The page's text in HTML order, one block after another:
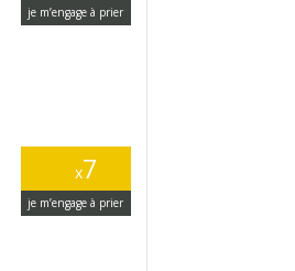
je m’engage à prier
x7
je m’engage à prier